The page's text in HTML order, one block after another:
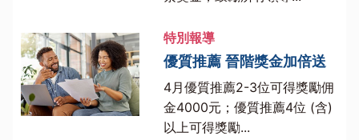
特別報導
優質推薦 晉階獎金加倍送
4月優質推薦2-3位可得獎勵佣
金4000元；優質推薦4位 (含)
以上可得獎勵...